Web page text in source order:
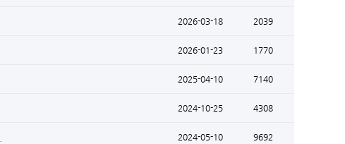
2026-03-18 2039
2026-01-23 1770
2025-04-10 7140
2024-10-25 4308
2024-05-10 9692